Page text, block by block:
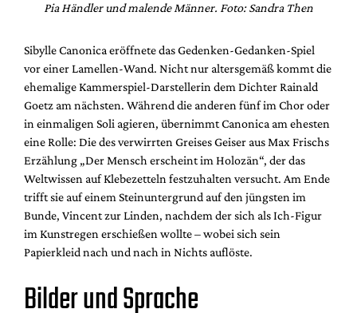
Pia Händler und malende Männer. Foto: Sandra Then
Sibylle Canonica eröffnete das Gedenken-Gedanken-Spiel
vor einer Lamellen-Wand. Nicht nur altersgemäß kommt die
ehemalige Kammerspiel-Darstellerin dem Dichter Rainald
Goetz am nächsten. Während die anderen fünf im Chor oder
in einmaligen Soli agieren, übernimmt Canonica am ehesten
eine Rolle: Die des verwirrten Greises Geiser aus Max Frischs
Erzählung „Der Mensch erscheint im Holozän“, der das
Weltwissen auf Klebezetteln festzuhalten versucht. Am Ende
trifft sie auf einem Steinuntergrund auf den jüngsten im
Bunde, Vincent zur Linden, nachdem der sich als Ich-Figur
im Kunstregen erschießen wollte – wobei sich sein
Papierkleid nach und nach in Nichts auflöste.
Bilder und Sprache